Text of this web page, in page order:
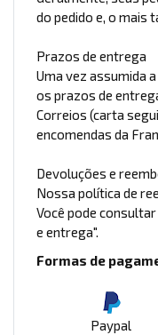
do pedido e, o mais
Prazos de entrega
Uma vez assumida
os prazos de
Correios (carta
encomendas da
Devoluções e
Nossa política de
Você pode
e entrega".
Formas de
Paypal